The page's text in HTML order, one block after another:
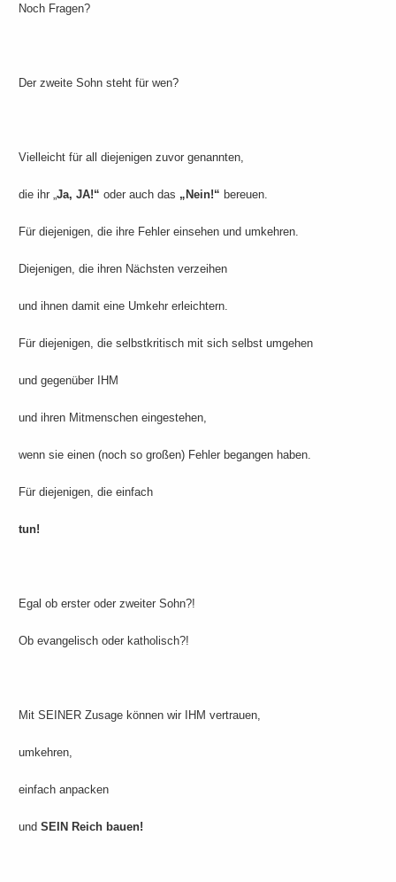
Noch Fragen?
Der zweite Sohn steht für wen?
Vielleicht für all diejenigen zuvor genannten,
die ihr „Ja, JA!“ oder auch das „Nein!“ bereuen.
Für diejenigen, die ihre Fehler einsehen und umkehren.
Diejenigen, die ihren Nächsten verzeihen
und ihnen damit eine Umkehr erleichtern.
Für diejenigen, die selbstkritisch mit sich selbst umgehen
und gegenüber IHM
und ihren Mitmenschen eingestehen,
wenn sie einen (noch so großen) Fehler begangen haben.
Für diejenigen, die einfach
tun!
Egal ob erster oder zweiter Sohn?!
Ob evangelisch oder katholisch?!
Mit SEINER Zusage können wir IHM vertrauen,
umkehren,
einfach anpacken
undSEIN Reich bauen!